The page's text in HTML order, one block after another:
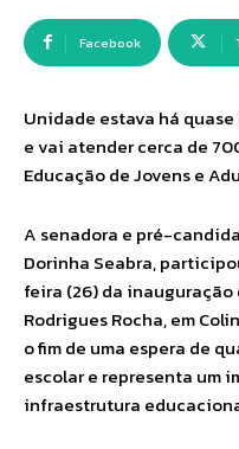
Facebook
Unidade estava há
e vai atender cerca de
Educação de Jovens e
A senadora e pré-
Dorinha Seabra,
feira (26) da
Rodrigues Rocha, em
o fim de uma espera de
escolar e representa um
infraestrutura